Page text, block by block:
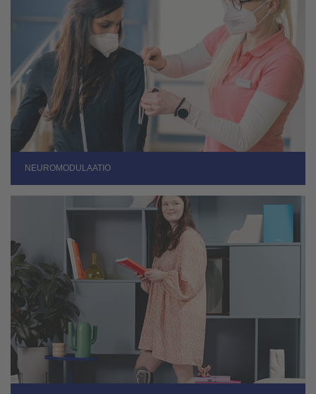
NEUROMODULAATIO